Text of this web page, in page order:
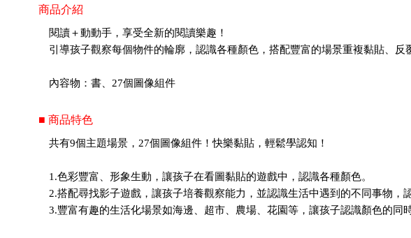
商品介紹
閱讀＋動動手，享受全新的閱讀樂趣！
引導孩子觀察每個物件的輪廓，認識各種顏色，搭配豐富的場景重複黏貼、
內容物：書、27個圖像組件
■ 商品特色
共有9個主題場景，27個圖像組件！快樂黏貼，輕鬆學認知！
1.色彩豐富、形象生動，讓孩子在看圖黏貼的遊戲中，認識各種顏色。
2.搭配尋找影子遊戲，讓孩子培養觀察能力，並認識生活中遇到的不同事物，
3.豐富有趣的生活化場景如海邊、超市、農場、花園等，讓孩子認識顏色的同